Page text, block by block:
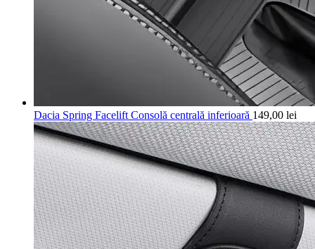
Dacia Spring Facelift Consolă centrală inferioară 149,00 lei